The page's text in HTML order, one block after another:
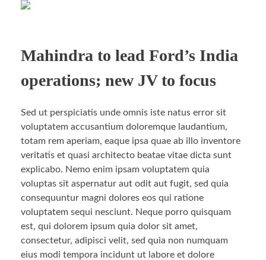
Mahindra to lead Ford’s India
operations; new JV to focus
Sed ut perspiciatis unde omnis iste natus error sit
voluptatem accusantium doloremque laudantium,
totam rem aperiam, eaque ipsa quae ab illo inventore
veritatis et quasi architecto beatae vitae dicta sunt
explicabo. Nemo enim ipsam voluptatem quia
voluptas sit aspernatur aut odit aut fugit, sed quia
consequuntur magni dolores eos qui ratione
voluptatem sequi nesciunt. Neque porro quisquam
est, qui dolorem ipsum quia dolor sit amet,
consectetur, adipisci velit, sed quia non numquam
eius modi tempora incidunt ut labore et dolore